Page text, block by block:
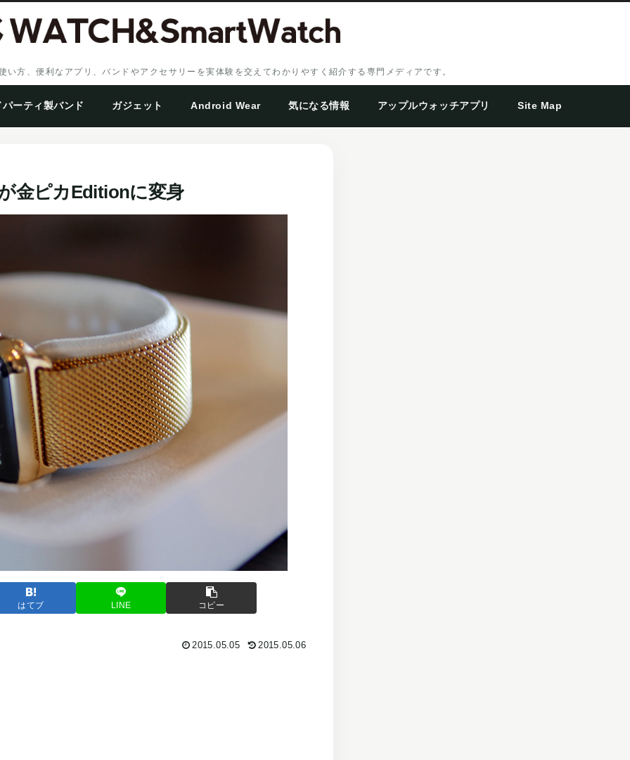
方、便利なアプリ、バンドやアクセサリーを実体験を交えてわかりやすく紹介する専門メディアです。
ーティ製バンド ガジェット Android Wear 気になる情報 アップルウォッチアプリ Site Map
金ピカEditionに変身
はてブ LINE コピー
2015.05.05 2015.05.06